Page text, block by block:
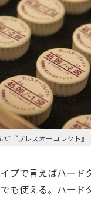
『ブレスオーコレクト』
プで言えばハード
も使える。ハード